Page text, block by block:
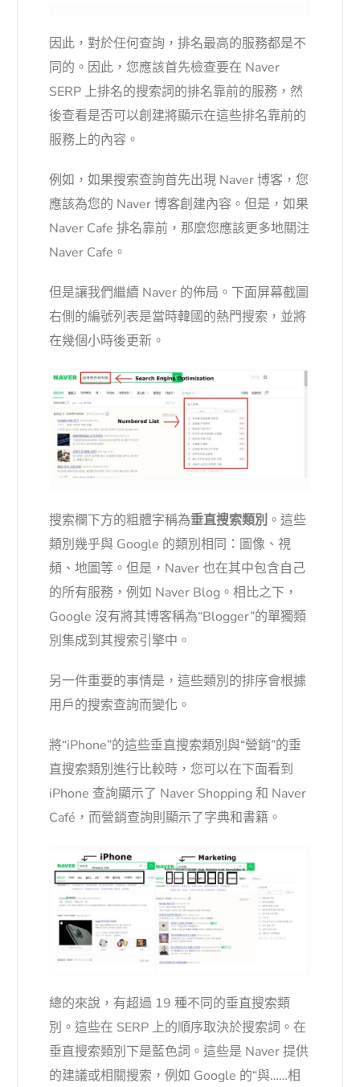
因此，對於任何查詢，排名最高的服務都是不
同的。因此，您應該首先檢查要在 Naver
SERP 上排名的搜索詞的排名靠前的服務，然
後查看是否可以創建將顯示在這些排名靠前的
服務上的內容。
例如，如果搜索查詢首先出現 Naver 博客，您
應該為您的 Naver 博客創建內容。但是，如果
Naver Cafe 排名靠前，那麼您應該更多地關注
Naver Cafe。
但是讓我們繼續 Naver 的佈局。下面屏幕截圖
右側的編號列表是當時韓國的熱門搜索 ，並將
在幾個小時後更新。
搜索欄下方的粗體字稱為垂直搜索類別 。這些
類別幾乎與 Google 的類別相同：圖像、視
頻、地圖等。但是，Naver 也在其中包含自己
的所有服務，例如 Naver Blog。相比之下，
Google 沒有將其博客稱為“Blogger”的單獨類
別集成到其搜索引擎中。
另一件重要的事情是，這些類別的排序會根據
用戶的搜索查詢而變化。
將“iPhone”的這些垂直搜索類別與“營銷”的垂
直搜索類別進行比較時，您可以在下面看到
iPhone 查詢顯示了 Naver Shopping 和 Naver
Café，而營銷查詢則顯示了字典和書籍。
總的來說，有超過 19 種不同的垂直搜索類
別。 這些在 SERP 上的順序取決於搜索詞。 在
垂直搜索類別下是藍色詞。 這些是 Naver 提供
的建議或相關搜索，例如 Google 的“與……相